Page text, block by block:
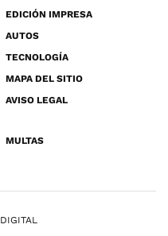
EDICIÓN IMPRESA
AUTOS
TECNOLOGÍA
MAPA DEL SITIO
AVISO LEGAL
MULTAS
DIGITAL